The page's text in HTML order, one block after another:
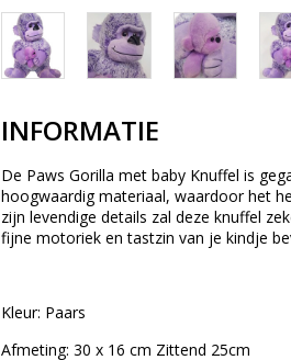
INFORMATIE
De Paws Gorilla met baby Knuffel is
hoogwaardig materiaal, waardoor het
zijn levendige details zal deze knuffel
fijne motoriek en tastzin van je kindje
Kleur: Paars
Afmeting: 30 x 16 cm Zittend 25cm